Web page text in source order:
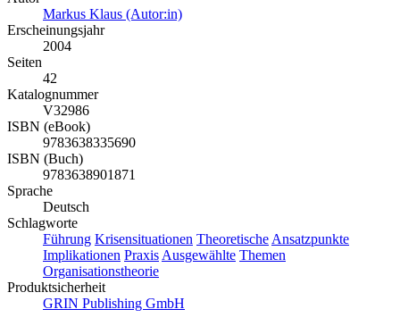
Markus Klaus (Autor:in)
Erscheinungsjahr
2004
Seiten
42
Katalognummer
V32986
ISBN (eBook)
9783638335690
ISBN (Buch)
9783638901871
Sprache
Deutsch
Schlagworte
Führung Krisensituationen Theoretische Ansatzpunkte
Implikationen Praxis Ausgewählte Themen
Organisationstheorie
Produktsicherheit
GRIN Publishing GmbH